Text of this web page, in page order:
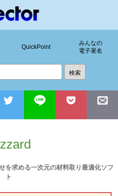
QuickPoint
みんなの
電子署名
を求める一次元の材料取り最適化ソフ
ト